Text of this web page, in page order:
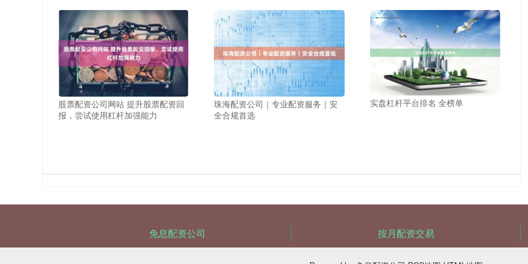
股票配资公司网站 提升股票配资回
报，尝试使用杠杆加强能力
珠海配资公司｜专业配资服务｜安
全合规首选
实盘杠杆平台排名 全榜单
免息配资公司 按月配资交易